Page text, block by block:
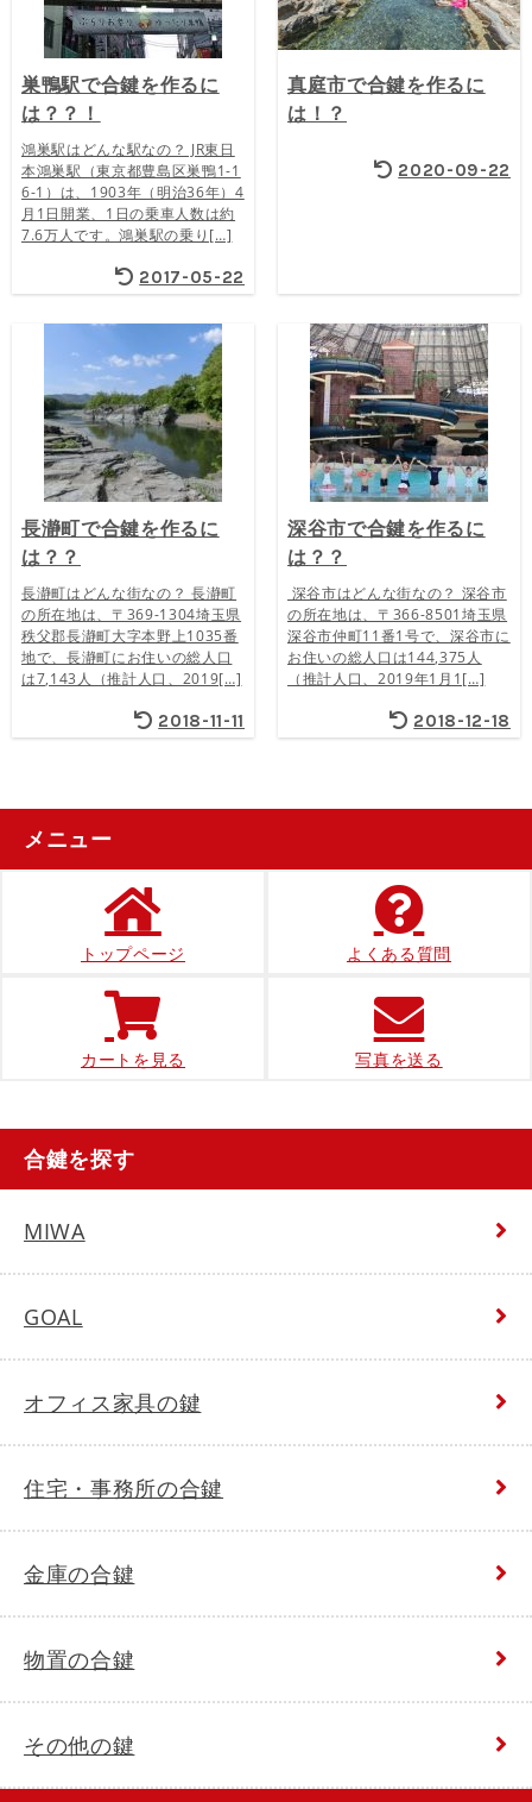
巣鴨駅で合鍵を作るに
は？？！
鴻巣駅はどんな駅なの？ JR東日
本鴻巣駅（東京都豊島区巣鴨1-1
6-1）は、1903年（明治36年）4
月1日開業、1日の乗車人数は約
7.6万人です。鴻巣駅の乗り[…]
2017-05-22
真庭市で合鍵を作るに
は！？
2020-09-22
長瀞町で合鍵を作るに
は？？
長瀞町はどんな街なの？ 長瀞町
の所在地は、〒369-1304埼玉県
秩父郡長瀞町大字本野上1035番
地で、長瀞町にお住いの総人口
は7,143人（推計人口、2019[…]
2018-11-11
深谷市で合鍵を作るに
は？？
深谷市はどんな街なの？ 深谷市
の所在地は、〒366-8501埼玉県
深谷市仲町11番1号で、深谷市に
お住いの総人口は144,375人
（推計人口、2019年1月1[…]
2018-12-18
メニュー
トップページ よくある質問
カートを見る 写真を送る
合鍵を探す
MIWA
GOAL
オフィス家具の鍵
住宅・事務所の合鍵
金庫の合鍵
物置の合鍵
その他の鍵